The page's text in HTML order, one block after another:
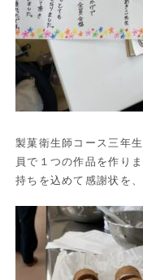
製菓衛生師コース三年
員で１つの作品を作り
持ちを込めて感謝状を、